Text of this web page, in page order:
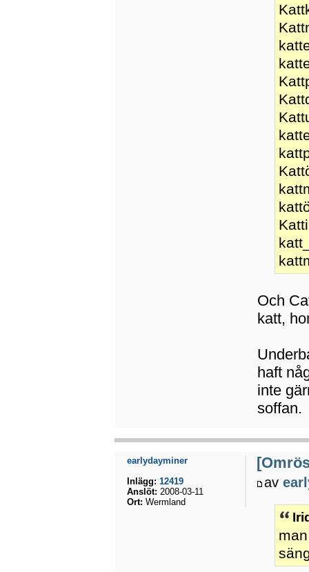
Och
katt,
haft
inte
soffan.
av
earlydayminer
Inlägg: 12419
Anslöt: 2008-03-11
Ort: Wermland